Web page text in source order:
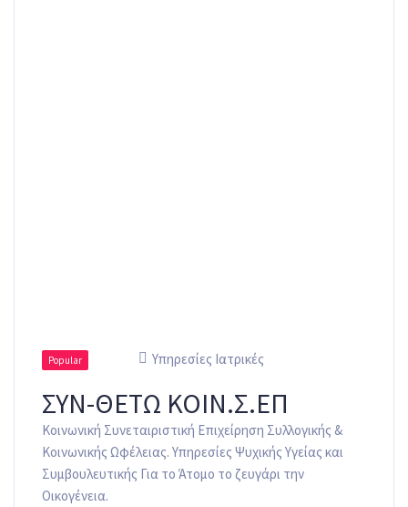
Popular Υπηρεσίες Ιατρικές
ΣΥΝ-ΘΕΤΩ ΚΟΙΝ.Σ.ΕΠ
Κοινωνική Συνεταιριστική Επιχείρηση Συλλογικής &
Κοινωνικής Ωφέλειας. Υπηρεσίες Ψυχικής Υγείας και
Συμβουλευτικής Για το Άτομο το ζευγάρι την
Οικογένεια.